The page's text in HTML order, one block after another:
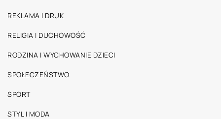
REKLAMA I DRUK
RELIGIA I DUCHOWOŚĆ
RODZINA I WYCHOWANIE DZIECI
SPOŁECZEŃSTWO
SPORT
STYL I MODA